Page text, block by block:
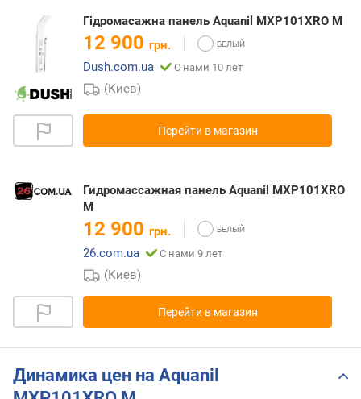
Гідромасажна панель Aquanil MXP101XRO M
12 900 грн.
Dush.com.ua
С нами 10 лет
(Киев)
Перейти в магазин
Гидромассажная панель Aquanil MXP101XRO
M
12 900 грн.
26.com.ua
С нами 9 лет
(Киев)
Перейти в магазин
Динамика цен на Aquanil